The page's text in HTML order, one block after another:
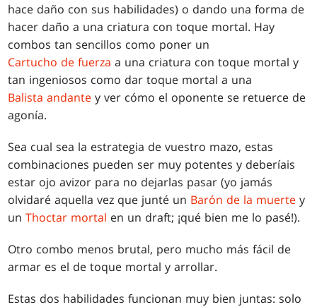
hace daño con sus habilidades) o dando una forma de
hacer daño a una criatura con toque mortal. Hay
combos tan sencillos como poner un
Cartucho de fuerza a una criatura con toque mortal y
tan ingeniosos como dar toque mortal a una
Balista andante y ver cómo el oponente se retuerce de
agonía.
Sea cual sea la estrategia de vuestro mazo, estas
combinaciones pueden ser muy potentes y deberíais
estar ojo avizor para no dejarlas pasar (yo jamás
olvidaré aquella vez que junté un Barón de la muerte y
unThoctar mortal en un draft; ¡qué bien me lo pasé!).
Otro combo menos brutal, pero mucho más fácil de
armar es el de toque mortal y arrollar.
Estas dos habilidades funcionan muy bien juntas: solo